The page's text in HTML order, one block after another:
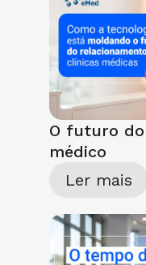
O futuro
médico
Ler mais